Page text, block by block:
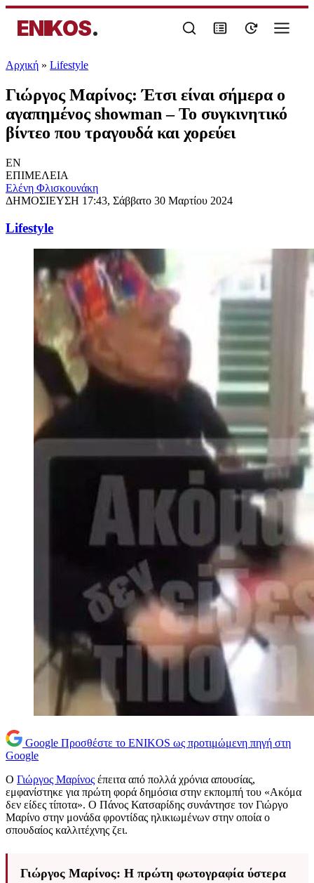
ENIKOS.
Αρχική » Lifestyle
Γιώργος Μαρίνος: Έτσι είναι σήμερα o
αγαπημένος showman – Το συγκινητικό
βίντεο που τραγουδά και χορεύει
EN
ΕΠΙΜΕΛΕΙΑ
Ελένη Φλισκουνάκη
ΔΗΜΟΣΙΕΥΣΗ 17:43, Σάββατο 30 Μαρτίου 2024
Lifestyle
Google Προσθέστε το ENIKOS ως προτιμώμενη πηγή στη
Google
Ο Γιώργος Μαρίνος έπειτα από πολλά χρόνια απουσίας,
εμφανίστηκε για πρώτη φορά δημόσια στην εκπομπή του «Ακόμα
δεν είδες τίποτα». Ο Πάνος Κατσαρίδης συνάντησε τον Γιώργο
Μαρίνο στην μονάδα φροντίδας ηλικιωμένων στην οποία ο
σπουδαίος καλλιτέχνης ζει.
Γιώργος Μαρίνος: Η πρώτη φωτογραφία ύστερα